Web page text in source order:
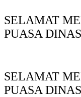
SELAMAT
PUASA
SELAMAT
PUASA